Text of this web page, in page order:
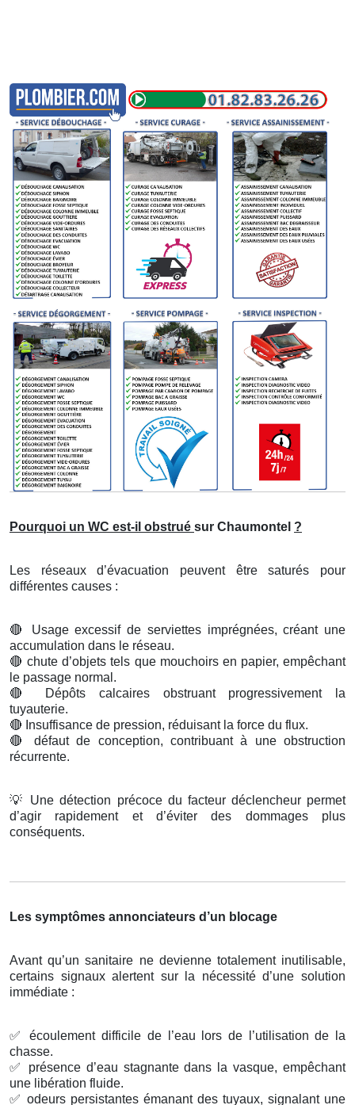
Pourquoi un WC est-il obstrué sur Chaumontel ?
Les réseaux d’évacuation peuvent être saturés pour
différentes causes :
🔴
Usage excessif de serviettes imprégnées, créant une
accumulation dans le réseau.
🔴 chute d’objets tels que mouchoirs en papier, empêchant
le passage normal.
🔴
Dépôts calcaires obstruant progressivement la
tuyauterie.
🔴 Insuffisance de pression, réduisant la force du flux.
🔴
défaut de conception, contribuant à une obstruction
récurrente.
💡
Une détection précoce du facteur déclencheur permet
d’agir rapidement et d’éviter des dommages plus
conséquents.
Les symptômes annonciateurs d’un blocage
Avant qu’un sanitaire ne devienne totalement inutilisable,
certains signaux alertent sur la nécessité d’une solution
immédiate :
✅
écoulement difficile de l’eau lors de l’utilisation de la
chasse.
✅
présence d’eau stagnante dans la vasque, empêchant
une libération fluide.
✅ odeurs persistantes émanant des tuyaux, signalant une